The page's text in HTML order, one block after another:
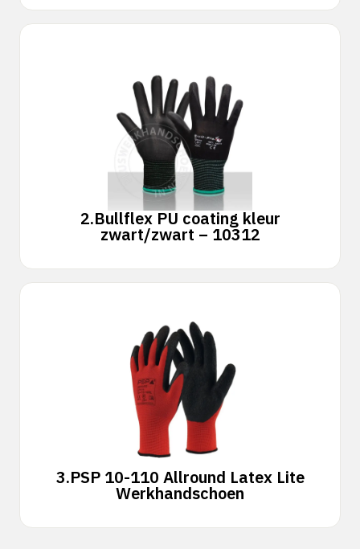
2.Bullflex PU coating kleur
zwart/zwart – 10312
3.PSP 10-110 Allround Latex Lite
Werkhandschoen